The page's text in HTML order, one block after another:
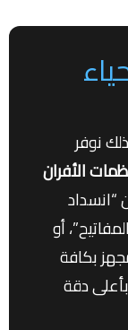
نوفر
الأفران
أو
بكافة
دقة